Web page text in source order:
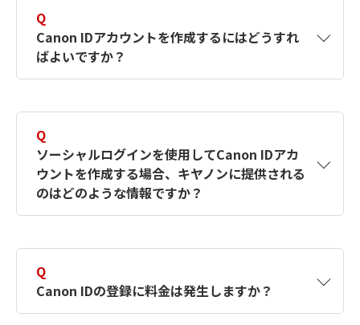
Q
Canon IDアカウントを作成するにはどうすれ
ばよいですか？
す。詳しい作成方法は【カメラ】Canon IDとは
何ですか？Canon IDの作成方法は？をご確認く
ださい。
Q
ソーシャルログインを使用してCanon IDアカ
ウントを作成する場合、キヤノンに提供される
のはどのような情報ですか？
択したサービスから取得します。アカウントを
簡単に作成できるように、この情報を使用して
Canon IDの登録フォームを入力します。
Q
Canon IDの登録に料金は発生しますか？